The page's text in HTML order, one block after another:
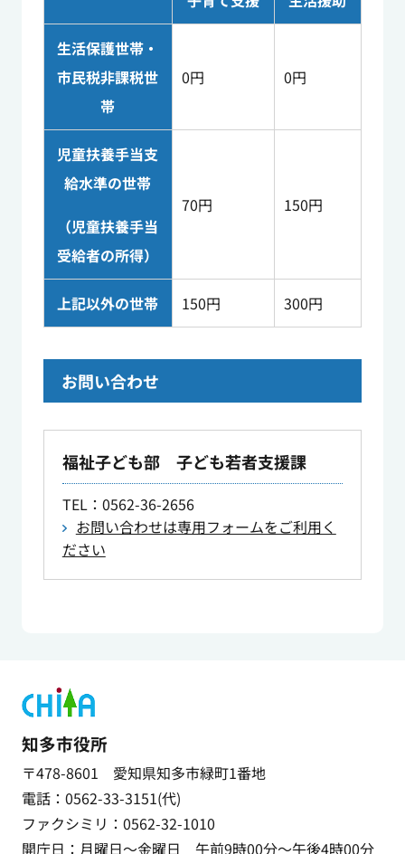
生活保護世帯・
市民税非課税世
帯
0円 0円
児童扶養手当支
給水準の世帯
（児童扶養手当
受給者の所得）
70円 150円
上記以外の世帯 150円 300円
お問い合わせ
福祉子ども部 子ども若者支援課
TEL：0562-36-2656
お問い合わせは専用フォームをご利用く
ださい
知多市役所
〒478-8601 愛知県知多市緑町1番地
電話：0562-33-3151(代)
ファクシミリ：0562-32-1010
開庁日：月曜日～金曜日 午前9時00分～午後4時00分